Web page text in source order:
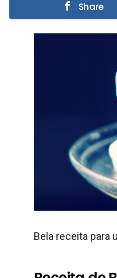
Share
Bela receita para